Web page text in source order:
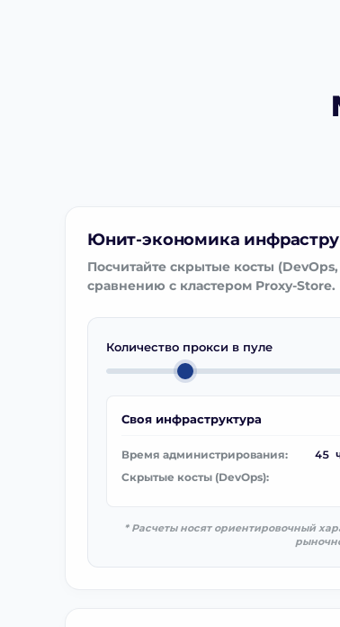
Юнит-экономика
Посчитайте скрытые косты
сравнению с кластером Proxy-Store.
Количество прокси в пуле
Своя инфраструктура
Время администрирования: 45
Скрытые косты (DevOps):
* Расчеты носят ориентировочный